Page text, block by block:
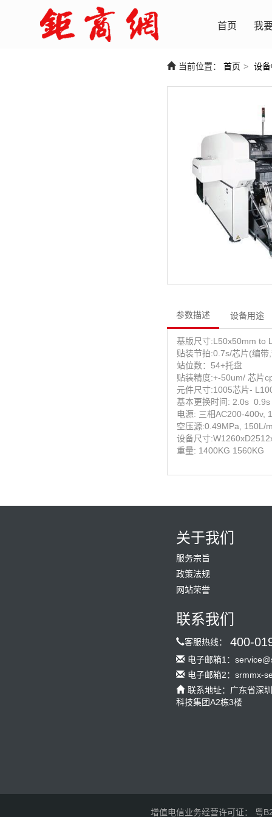
首页 我
当前位置： 首页 > 设
参数描述 设备用途
基版尺寸:L50x50mm to
贴装节拍:0.7s/芯片(编
站位数：54+托盘
贴装精度:+-50um/ 芯片
元件尺寸:1005芯片-
基本更换时间: 2.0s
电源: 三相AC200-400v,
空压源:0.49MPa, 150L/
设备尺寸:
重量: 1400KG 1560KG
关于我们
服务宗旨
政策法规
网站荣誉
联系我们
客服热线： 400-
电子邮箱1：
电子邮箱2：srmmx-
联系地址：广东省深
科技集团A2栋3楼
增值电信业务经营许可证： 粤